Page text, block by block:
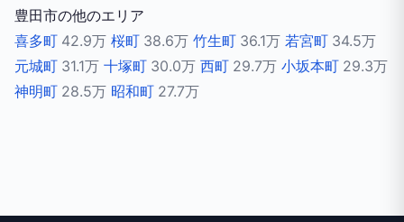
豊田市の他のエリア
喜多町 42.9万 桜町 38.6万 竹生町 36.1万 若宮町 34.5万
元城町 31.1万 十塚町 30.0万 西町 29.7万 小坂本町 29.3万
神明町 28.5万 昭和町 27.7万